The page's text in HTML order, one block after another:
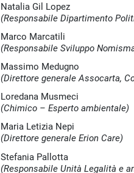
Natalia Gil Lopez
(Responsabile Dipartimento
Marco Marcatili
(Responsabile Sviluppo
Massimo Medugno
(Direttore generale Assocarta,
Loredana Musmeci
(Chimico – Esperto ambientale)
Maria Letizia Nepi
(Direttore generale Erion Care)
Stefania Pallotta
(Responsabile Unità Legalità e